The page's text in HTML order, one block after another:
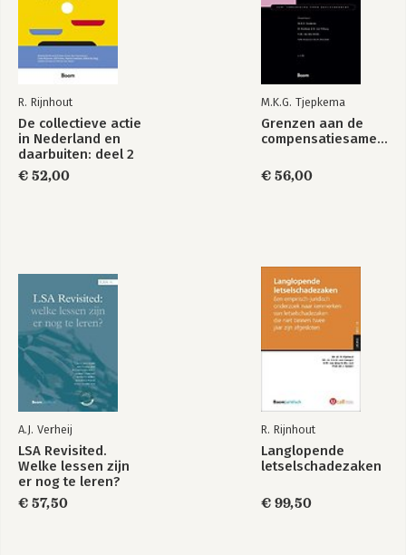
R. Rijnhout
De collectieve actie
in Nederland en
daarbuiten: deel 2
€ 52,00
M.K.G. Tjepkema
Grenzen aan de
compensatiesamenleving?
€ 56,00
A.J. Verheij
LSA Revisited.
Welke lessen zijn
er nog te leren?
€ 57,50
R. Rijnhout
Langlopende
letselschadezaken
€ 99,50